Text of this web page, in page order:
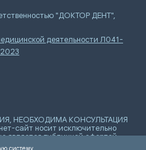
"ДОКТОР ДЕНТ",
деятельности Л041-
НЕОБХОДИМА КОНСУЛЬТАЦИЯ
сайт носит исключительно
является публичной офертой,
437 Гражданского